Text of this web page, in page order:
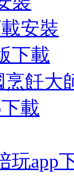
安裝
下載
烹飪大
載
玩app